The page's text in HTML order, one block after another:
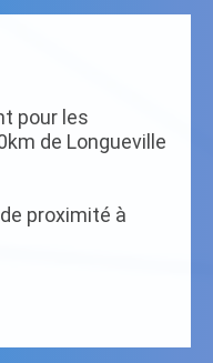
pour les
de Longueville
proximité à